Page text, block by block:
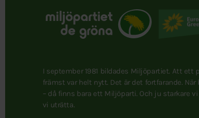
I september 1981 bildades Miljöpartiet. Att ett
främst var helt nytt. Det är det fortfarande.
– då finns bara ett Miljöparti. Och ju starkare
vi uträtta.